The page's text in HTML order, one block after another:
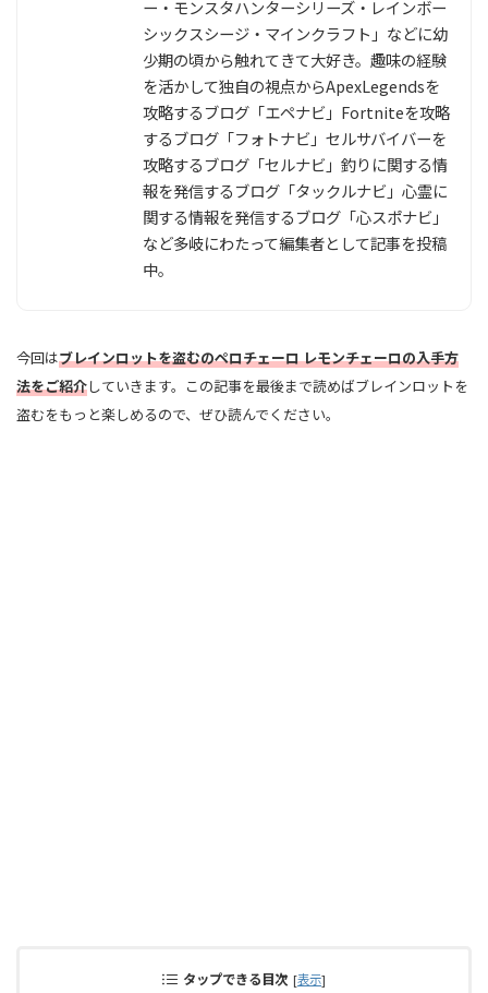
ー・モンスタハンターシリーズ・レインボー
シックスシージ・マインクラフト」などに幼
少期の頃から触れてきて大好き。趣味の経験
を活かして独自の視点からApexLegendsを
攻略するブログ「エペナビ」Fortniteを攻略
するブログ「フォトナビ」セルサバイバーを
攻略するブログ「セルナビ」釣りに関する情
報を発信するブログ「タックルナビ」心霊に
関する情報を発信するブログ「心スポナビ」
など多岐にわたって編集者として記事を投稿
中。
今回はブレインロットを盗むのペロチェーロ レモンチェーロの入手方
法をご紹介していきます。この記事を最後まで読めばブレインロットを
盗むをもっと楽しめるので、ぜひ読んでください。
タップできる目次 [表示]